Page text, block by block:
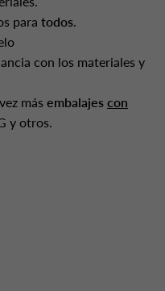
para todos
con los materiales y
más embalajes con
y otros.